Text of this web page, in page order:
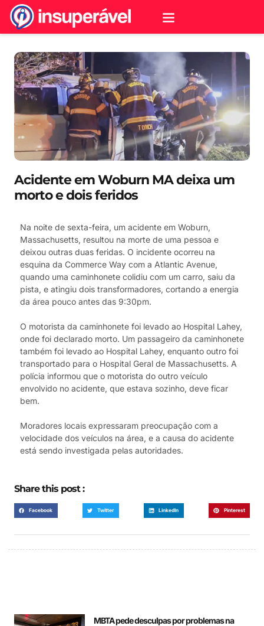
Acidente em Woburn MA deixa um
morto e dois feridos
Na noite de sexta-feira, um acidente em Woburn,
Massachusetts, resultou na morte de uma pessoa e
deixou outras duas feridas. O incidente ocorreu na
esquina da Commerce Way com a Atlantic Avenue,
quando uma caminhonete colidiu com um carro, saiu da
pista, e atingiu dois transformadores, cortando a energia
da área pouco antes das 9:30pm.
O motorista da caminhonete foi levado ao Hospital Lahey,
onde foi declarado morto. Um passageiro da caminhonete
também foi levado ao Hospital Lahey, enquanto outro foi
transportado para o Hospital Geral de Massachusetts. A
polícia informou que o motorista do outro veículo
envolvido no acidente, que estava sozinho, deve ficar
bem.
Moradores locais expressaram preocupação com a
velocidade dos veículos na área, e a causa do acidente
está sendo investigada pelas autoridades.
Share this post :
Facebook Twitter LinkedIn Pinterest
MBTA pede desculpas por problemas na